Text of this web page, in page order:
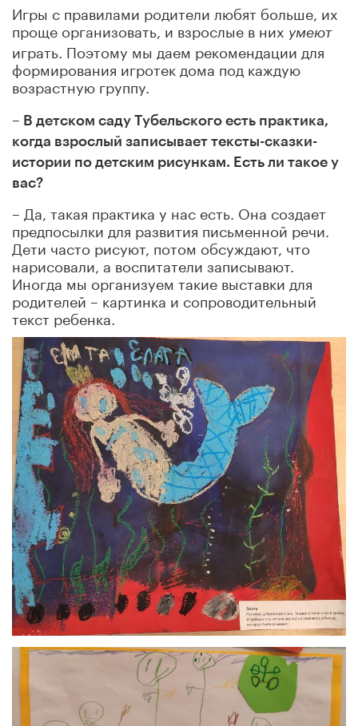
Игры с правилами родители любят больше, их
проще организовать, и взрослые в них умеют
играть. Поэтому мы даем рекомендации для
формирования игротек дома под каждую
возрастную группу.
– В детском саду Тубельского есть практика,
когда взрослый записывает тексты-сказки-
истории по детским рисункам. Есть ли такое у
вас?
– Да, такая практика у нас есть. Она создает
предпосылки для развития письменной речи.
Дети часто рисуют, потом обсуждают, что
нарисовали, а воспитатели записывают.
Иногда мы организуем такие выставки для
родителей – картинка и сопроводительный
текст ребенка.